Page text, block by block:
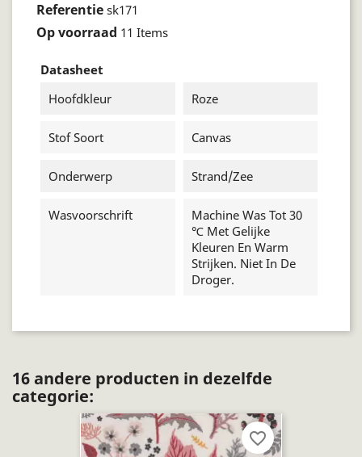
Referentie sk171
Op voorraad 11 Items
Datasheet
Hoofdkleur
Roze
Stof Soort Canvas
Onderwerp Strand/zee
Wasvoorschrift
Machine Was Tot 30
℃ Met Gelijke
Kleuren En Warm
Strijken. Niet In De
Droger.
16 andere producten in dezelfde
categorie:
favorite_border